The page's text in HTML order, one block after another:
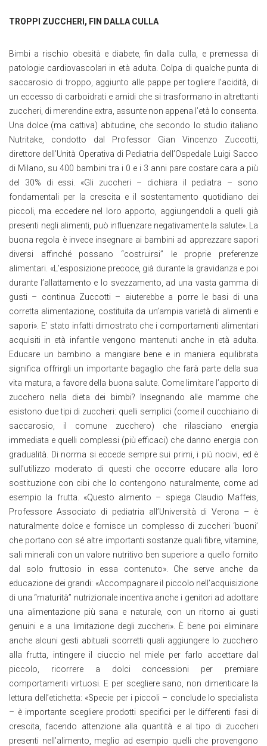
TROPPI ZUCCHERI, FIN DALLA CULLA
Bimbi a rischio obesità e diabete, fin dalla culla, e premessa di
patologie cardiovascolari in età adulta. Colpa di qualche punta di
saccarosio di troppo, aggiunto alle pappe per togliere l’acidità, di
un eccesso di carboidrati e amidi che si trasformano in altrettanti
zuccheri, di merendine extra, assunte non appena l’età lo consenta.
Una dolce (ma cattiva) abitudine, che secondo lo studio italiano
Nutritake, condotto dal Professor Gian Vincenzo Zuccotti,
direttore dell’Unità Operativa di Pediatria dell’Ospedale Luigi Sacco
di Milano, su 400 bambini tra i 0 e i 3 anni pare costare cara a più
del 30% di essi. «Gli zuccheri – dichiara il pediatra – sono
fondamentali per la crescita e il sostentamento quotidiano dei
piccoli, ma eccedere nel loro apporto, aggiungendoli a quelli già
presenti negli alimenti, può influenzare negativamente la salute». La
buona regola è invece insegnare ai bambini ad apprezzare sapori
diversi affinché possano “costruirsi” le proprie preferenze
alimentari. «L’esposizione precoce, già durante la gravidanza e poi
durante l’allattamento e lo svezzamento, ad una vasta gamma di
gusti – continua Zuccotti – aiuterebbe a porre le basi di una
corretta alimentazione, costituita da un’ampia varietà di alimenti e
sapori». E’ stato infatti dimostrato che i comportamenti alimentari
acquisiti in età infantile vengono mantenuti anche in età adulta.
Educare un bambino a mangiare bene e in maniera equilibrata
significa offrirgli un importante bagaglio che farà parte della sua
vita matura, a favore della buona salute. Come limitare l’apporto di
zucchero nella dieta dei bimbi? Insegnando alle mamme che
esistono due tipi di zuccheri: quelli semplici (come il cucchiaino di
saccarosio, il comune zucchero) che rilasciano energia
immediata e quelli complessi (più efficaci) che danno energia con
gradualità. Di norma si eccede sempre sui primi, i più nocivi, ed è
sull’utilizzo moderato di questi che occorre educare alla loro
sostituzione con cibi che lo contengono naturalmente, come ad
esempio la frutta. «Questo alimento – spiega Claudio Maffeis,
Professore Associato di pediatria all’Università di Verona – è
naturalmente dolce e fornisce un complesso di zuccheri ‘buoni’
che portano con sé altre importanti sostanze quali fibre, vitamine,
sali minerali con un valore nutritivo ben superiore a quello fornito
dal solo fruttosio in essa contenuto». Che serve anche da
educazione dei grandi: «Accompagnare il piccolo nell’acquisizione
di una “maturità” nutrizionale incentiva anche i genitori ad adottare
una alimentazione più sana e naturale, con un ritorno ai gusti
genuini e a una limitazione degli zuccheri». È bene poi eliminare
anche alcuni gesti abituali scorretti quali aggiungere lo zucchero
alla frutta, intingere il ciuccio nel miele per farlo accettare dal
piccolo, ricorrere a dolci concessioni per premiare
comportamenti virtuosi. E per scegliere sano, non dimenticare la
lettura dell’etichetta: «Specie per i piccoli – conclude lo specialista
– è importante scegliere prodotti specifici per le differenti fasi di
crescita, facendo attenzione alla quantità e al tipo di zuccheri
presenti nell’alimento, meglio ad esempio quelli che provengono